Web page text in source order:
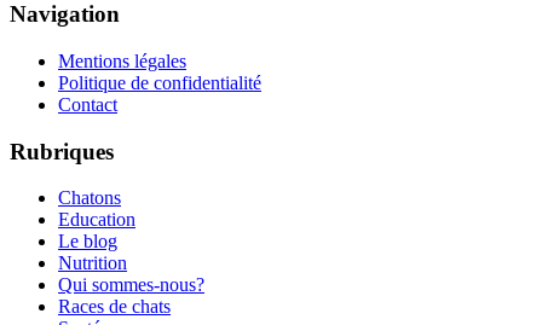
Navigation
Mentions légales
Politique de confidentialité
Contact
Rubriques
Chatons
Education
Le blog
Nutrition
Qui sommes-nous?
Races de chats